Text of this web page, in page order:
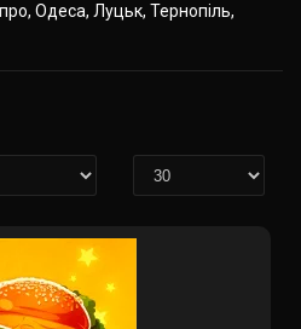
Одеса, Луцьк, Тернопіль,